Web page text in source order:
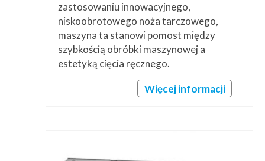
zastosowaniu innowacyjnego,
niskoobrotowego noża tarczowego,
maszyna ta stanowi pomost między
szybkością obróbki maszynowej a
estetyką cięcia ręcznego.
Więcej informacji